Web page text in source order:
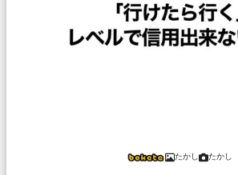
たかし たかし